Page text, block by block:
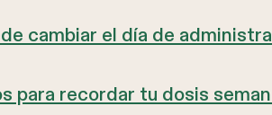
cambiar el día de
para recordar tu dosis